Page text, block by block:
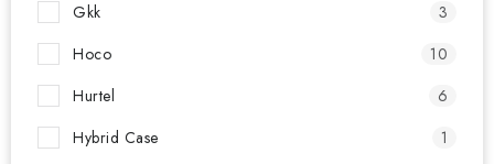
Gkk
3
Hoco
10
Hurtel
6
Hybrid Case
1